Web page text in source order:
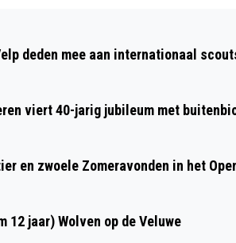
VELPSE
BEWONERS
deden mee aan internationaal
viert 40-jarig jubileum met
en zwoele Zomeravonden in het
12 jaar) Wolven op de Veluwe